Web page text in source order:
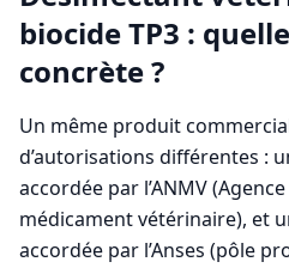
biocide TP3 :
concrète ?
Un même produit
d’autorisations différentes :
accordée par l’ANMV
médicament vétérinaire), et
accordée par l’Anses (pôle